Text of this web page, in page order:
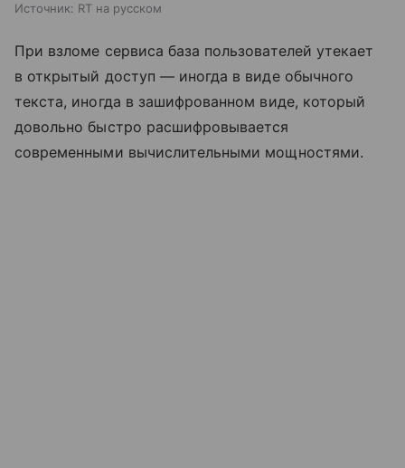
Источник: RT на русском
При взломе сервиса база пользователей утекает
в открытый доступ — иногда в виде обычного
текста, иногда в зашифрованном виде, который
довольно быстро расшифровывается
современными вычислительными мощностями.